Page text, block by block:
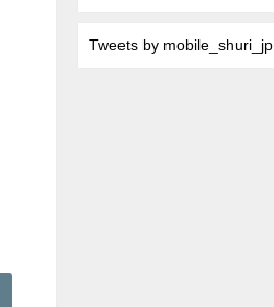
Tweets by mobile_shuri_jp